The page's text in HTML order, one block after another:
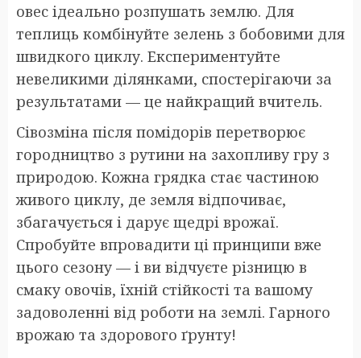
овес ідеально розпушать землю. Для
теплиць комбінуйте зелень з бобовими для
швидкого циклу. Експериментуйте
невеликими ділянками, спостерігаючи за
результатами — це найкращий вчитель.
Сівозміна після помідорів перетворює
городництво з рутини на захопливу гру з
природою. Кожна грядка стає частиною
живого циклу, де земля відпочиває,
збагачується і дарує щедрі врожаї.
Спробуйте впровадити ці принципи вже
цього сезону — і ви відчуєте різницю в
смаку овочів, їхній стійкості та вашому
задоволенні від роботи на землі. Гарного
врожаю та здорового ґрунту!